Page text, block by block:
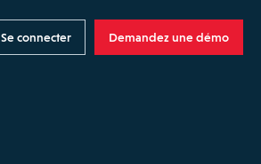
Se connecter Demandez une démo